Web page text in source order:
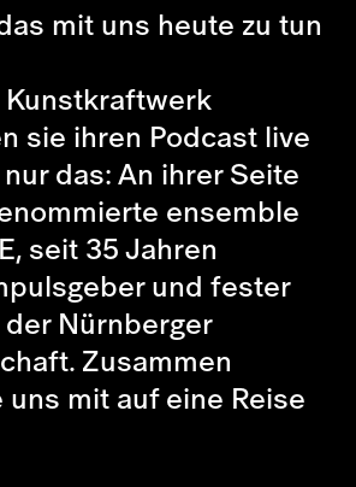
mit uns heute zu tun
Kunstkraftwerk
sie ihren Podcast live
das: An ihrer Seite
ensemble
seit 35 Jahren
und fester
Nürnberger
Zusammen
mit auf eine Reise